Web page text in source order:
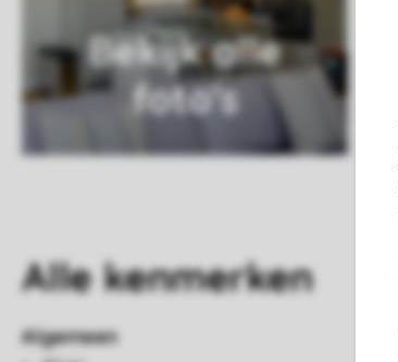
Bekijk alle
foto's
Allekenmerken
Algemeen